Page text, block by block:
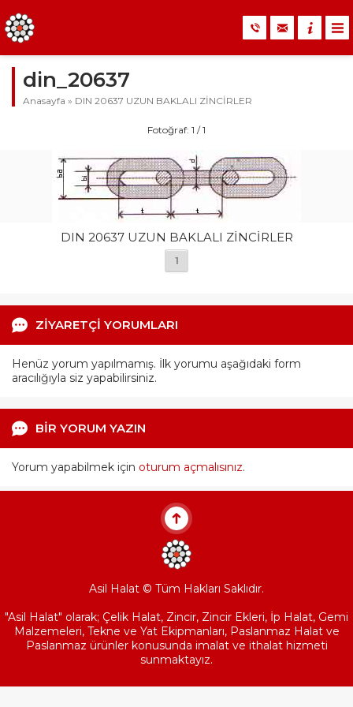
din_20637
Anasayfa » DIN 20637 UZUN BAKLALI ZİNCİRLER
Fotoğraf: 1 / 1
DIN 20637 UZUN BAKLALI ZİNCİRLER
1
ZİYARETÇİ YORUMLARI
Henüz yorum yapılmamış. İlk yorumu aşağıdaki form
aracılığıyla siz yapabilirsiniz.
BİR YORUM YAZIN
Yorum yapabilmek için oturum açmalısınız.
Asil Halat © Tüm Hakları Saklıdır.
"Asil Halat" olarak; Çelik Halat, Zincir, Zincir Ekleri, İp Halat, Gemi
Malzemeleri, Tekne ve Yat Ekipmanları, Paslanmaz Halat ve
Paslanmaz ürünler konusunda imalat ve ithalat hizmeti
sunmaktayız.